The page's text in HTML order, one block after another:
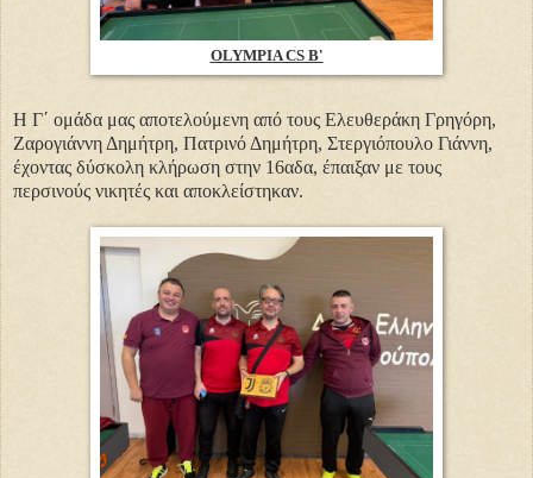
OLYMPIA CS B'
Η Γ΄ ομάδα μας αποτελούμενη από τους Ελευθεράκη Γρηγόρη,
Ζαρογιάννη Δημήτρη, Πατρινό Δημήτρη, Στεργιόπουλο Γιάννη,
έχοντας δύσκολη κλήρωση στην 16αδα, έπαιξαν με τους
περσινούς νικητές και αποκλείστηκαν.